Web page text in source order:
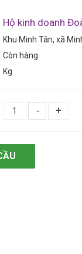
Hộ kinh doanh
Khu Minh Tân, xã
Còn hàng
Kg
- +